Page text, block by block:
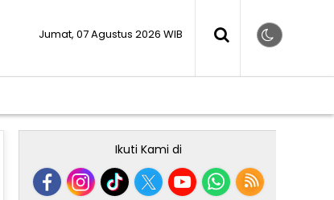
Jumat, 07 Agustus 2026 WIB
Ikuti Kami di